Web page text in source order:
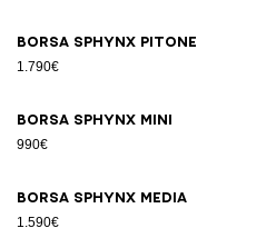
Borsa SPHYNX pitone
1.790€
Borsa SPHYNX Mini
990€
Borsa SPHYNX Media
1.590€